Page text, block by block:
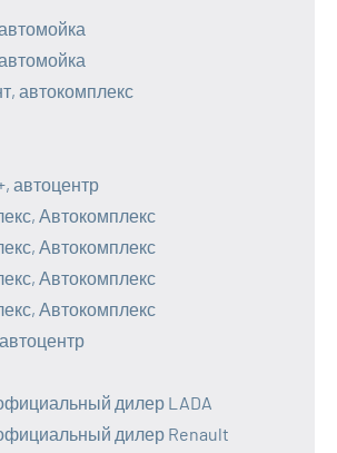
автокомплекс
автоцентр
Автокомплекс
Автокомплекс
Автокомплекс
Автокомплекс
дилер LADA
дилер Renault